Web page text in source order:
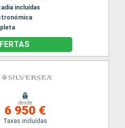
incluídas
desde
6 950 €
Taxas incluídas